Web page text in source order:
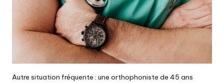
Autre situation fréquente : une orthophoniste de 45 ans